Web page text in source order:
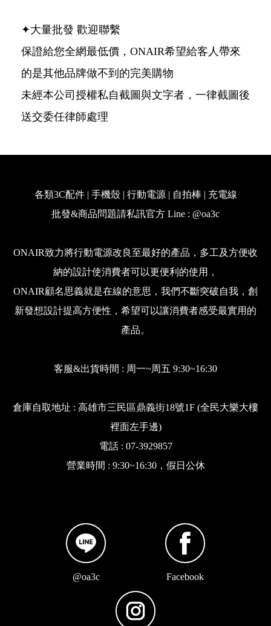
✦大量批發 歡迎聯繫
保證給您全網最低價，ONAIR希望給客人帶來
的是其他品牌做不到的完美購物
未經本公司授權私自截圖與文字者，一律截圖後
送交委任律師處理
各類3C配件 | 手機殼 | 行動電源 | 自拍棒 | 充電線
批發&商品問題請私訊官方 Line : @oa3c
ONAIR致力將行動電源改良至最好的產品，多工及方便收
納的設計使消費者可以更便利的使用，
ONAIR顧名思義就是在線的意思，我們不斷突破自我，創
新發想設計提高方便性，希望可以讓消費者感受最實用的
產品。
客服&出貨時間 : 周一~周五 9:30~16:30
倉庫自取地址 : 高雄市三民區鼎義街18號1F (全民大樂大樓
裡面左手邊)
電話 : 07-3929857
營業時間 : 9:30~16:30，假日公休
@oa3c Facebook